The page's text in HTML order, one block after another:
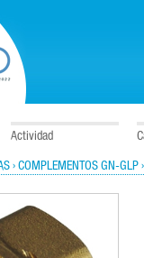
Actividad
› COMPLEMENTOS GN-GLP